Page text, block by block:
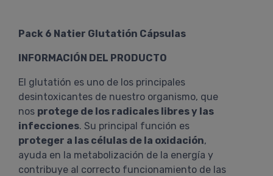
Pack 6 Natier Glutatión Cápsulas
INFORMACIÓN DEL PRODUCTO
El glutatión es uno de los principales
desintoxicantes de nuestro organismo, que
nos protege de los radicales libres y las
infecciones. Su principal función es
proteger a las células de la oxidación,
ayuda en la metabolización de la energía y
contribuye al correcto funcionamiento de las